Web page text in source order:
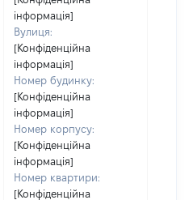
інформація]
Вулиця:
[Конфіденційна
інформація]
Номер будинку:
[Конфіденційна
інформація]
Номер корпусу:
[Конфіденційна
інформація]
Номер квартири:
[Конфіденційна